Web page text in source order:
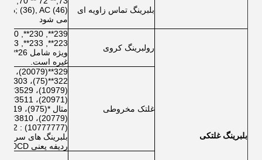
بلبرینگ تماس زاویه ای
می شود
بلبرینگ غلتکی
رولبرینگ کروی
غیره است.
غلتک مخروطی
ردیفه یعنی M255410CD و غیره می باشد.